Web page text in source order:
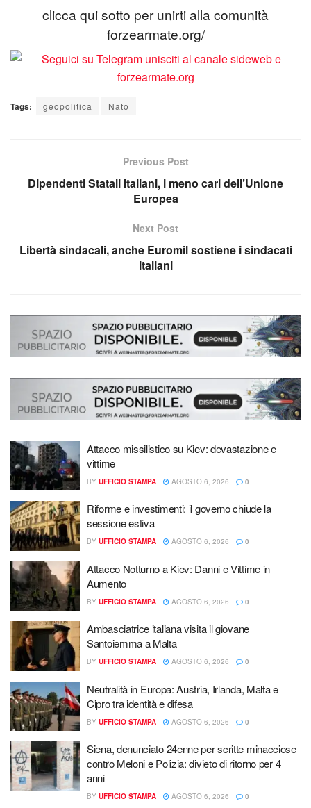
clicca qui sotto per unirti alla comunità
forzearmate.org/
Tags: geopolitica Nato
Previous Post
Dipendenti Statali Italiani, i meno cari dell’Unione
Europea
Next Post
Libertà sindacali, anche Euromil sostiene i sindacati
italiani
Attacco missilistico su Kiev: devastazione e
vittime
BY UFFICIO STAMPA AGOSTO 6, 2026 0
Riforme e investimenti: il governo chiude la
sessione estiva
BY UFFICIO STAMPA AGOSTO 6, 2026 0
Attacco Notturno a Kiev: Danni e Vittime in
Aumento
BY UFFICIO STAMPA AGOSTO 6, 2026 0
Ambasciatrice italiana visita il giovane
Santoiemma a Malta
BY UFFICIO STAMPA AGOSTO 6, 2026 0
Neutralità in Europa: Austria, Irlanda, Malta e
Cipro tra identità e difesa
BY UFFICIO STAMPA AGOSTO 6, 2026 0
Siena, denunciato 24enne per scritte minacciose
contro Meloni e Polizia: divieto di ritorno per 4
anni
BY UFFICIO STAMPA AGOSTO 6, 2026 0